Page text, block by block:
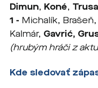
Dimun, Koné, Trusa
1 - Michalík,
Kalmár, Gavrić,
(hrubým hráči z
Kde sledovať